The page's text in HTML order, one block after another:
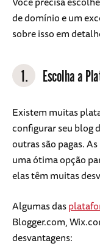
de domínio e um
sobre isso em
1. Escolha a
Existem muitas
configurar seu blog
outras são pagas.
uma ótima opção
elas têm muitas
Algumas das
Blogger.com,
desvantagens: